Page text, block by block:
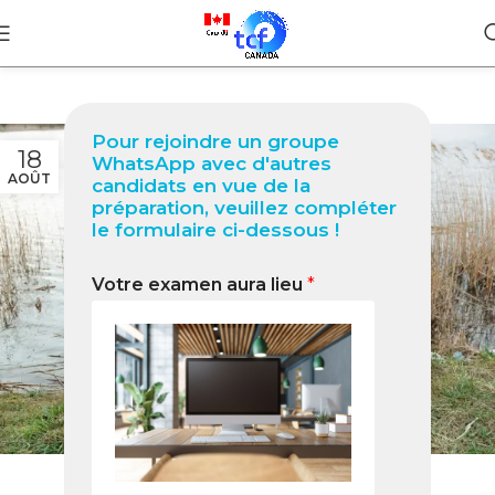
Pour rejoindre un groupe
WhatsApp avec d'autres
candidats en vue de la
préparation, veuillez compléter
le formulaire ci-dessous !
Votre examen aura lieu *
18
AOÛT
BLOG
Bénévolat au Canada : Votre